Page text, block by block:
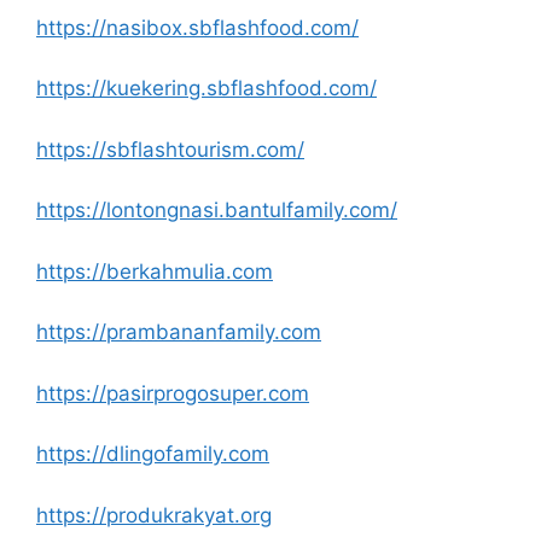
https://nasibox.sbflashfood.com/
https://kuekering.sbflashfood.com/
https://sbflashtourism.com/
https://lontongnasi.bantulfamily.com/
https://berkahmulia.com
https://prambananfamily.com
https://pasirprogosuper.com
https://dlingofamily.com
https://produkrakyat.org